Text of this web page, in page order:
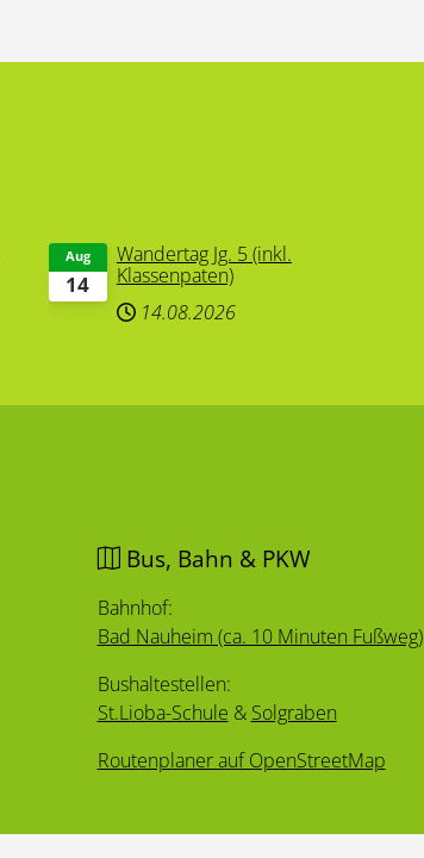
14
Aug
Wandertag Jg. 5 (inkl.
Klassenpaten)
14.08.2026
Bus, Bahn & PKW
Bahnhof:
Bad Nauheim (ca. 10 Minuten Fußweg)
Bushaltestellen:
St.Lioba-Schule & Solgraben
Routenplaner auf OpenStreetMap